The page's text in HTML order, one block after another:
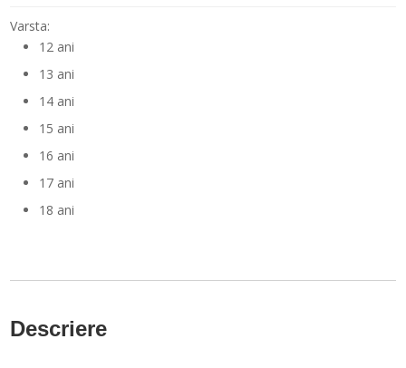
Varsta:
12 ani
13 ani
14 ani
15 ani
16 ani
17 ani
18 ani
Descriere